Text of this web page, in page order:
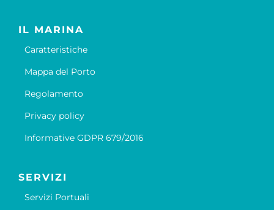
IL MARINA
Caratteristiche
Mappa del Porto
Regolamento
Privacy policy
Informative GDPR 679/2016
SERVIZI
Servizi Portuali